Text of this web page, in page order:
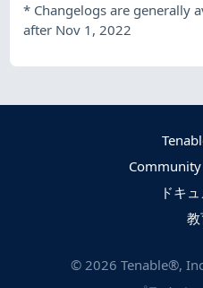
* Changelogs are generally
after Nov 1, 2022
Community
ドキ
© 2026 Tenable®,